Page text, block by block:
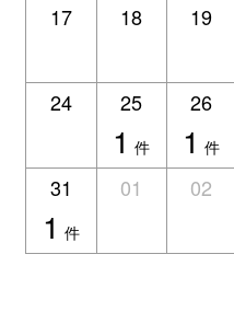
17 18 19
24 25
1件
26
1件
31
1件
01 02